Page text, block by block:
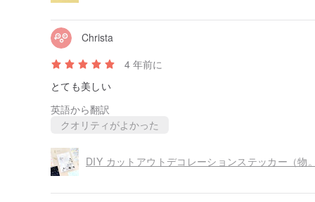
Christa
4 年前に
とても美しい
英語から翻訳
クオリティがよかった
DIY カットアウトデコレーションステッカー（物